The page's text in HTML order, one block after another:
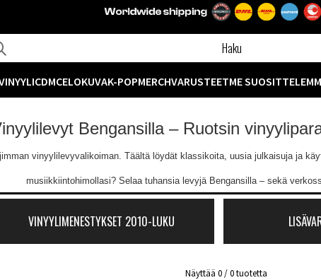
CDMCELOKUVAK-POPMERCHVARUSTEETME
Bengansilla – Ruotsin
vinyylilevyvalikoiman. Täältä löydät klassikoita, uusia julkaisuja ja
musiikkiintohimollasi? Selaa tuhansia levyjä Bengansilla – sekä
VINYYLIMENESTYKSET 2010-LUKU
Näyttää 0/0tuotetta